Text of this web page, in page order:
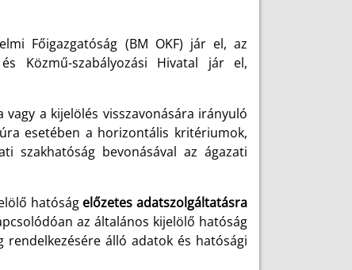
Főigazgatóság (BM OKF) jár el, az
Közmű-szabályozási Hivatal jár el,
a kijelölés visszavonására irányuló
esetében a horizontális kritériumok,
szakhatóság bevonásával az ágazati
hatóság előzetes adatszolgáltatásra
az általános kijelölő hatóság
rendelkezésére álló adatok és hatósági